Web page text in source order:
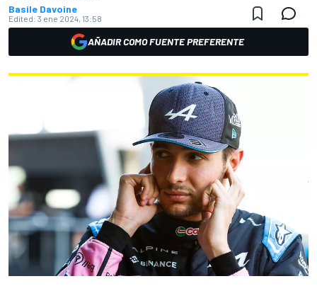
Basile Davoine
Edited: 3 ene 2024, 13:58
AÑADIR COMO FUENTE PREFERENTE